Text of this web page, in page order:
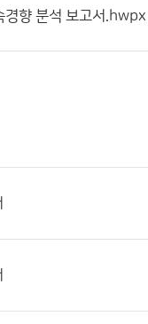
경향 분석 보고서